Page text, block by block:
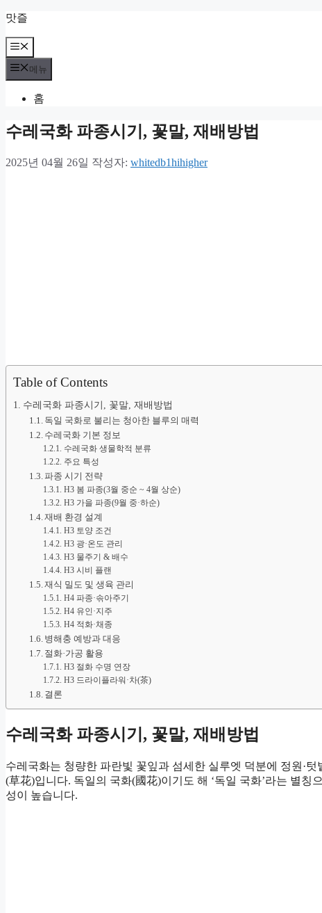
컨
츠
로
맛즐
메
뉴
메뉴
홈
수레국화 파종시기, 꽃말, 재배방법
2025년 04월 26일 작성자: whitedb1hihigher
Table of Contents
수레국화 파종시기, 꽃말, 재배방법
독일 국화로 불리는 청아한 블루의 매력
수레국화 기본 정보
수레국화 생물학적 분류
주요 특성
파종 시기 전략
H3 봄 파종(3월 중순 ~ 4월 상순)
H3 가을 파종(9월 중·하순)
재배 환경 설계
H3 토양 조건
H3 광·온도 관리
H3 물주기 & 배수
H3 시비 플랜
재식 밀도 및 생육 관리
H4 파종·솎아주기
H4 유인·지주
H4 적화·채종
병해충 예방과 대응
절화·가공 활용
H3 절화 수명 연장
H3 드라이플라워·차(茶)
결론
수레국화 파종시기, 꽃말, 재배방법
수레국화는 청량한 파란빛 꽃잎과 섬세한 실루엣 덕분에 정원·
(草花)입니다. 독일의 국화(國花)이기도 해 ‘독일 국화’라는 별
성이 높습니다.